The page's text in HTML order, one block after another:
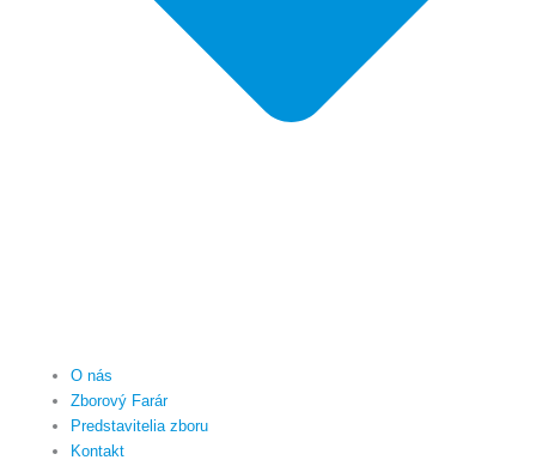
O nás
Zborový Farár
Predstavitelia zboru
Kontakt